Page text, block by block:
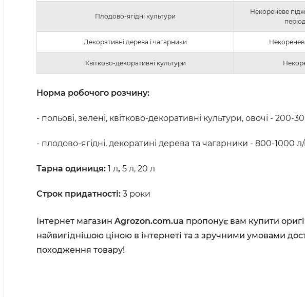
Плодово-ягідні культури
Некореневе
Декоративні дерева і чагарники
Квітково-декоративні культури
Норма робочого розчину:
- польові, зелені, квітково-декоративні культури, овочі - 200-
- плодово-ягідні, декоратині дерева та чагарники - 800-1000 л/
Тарна одиниця: 1 л, 5 л, 20 л
Строк придатності: 3 роки
Інтернет магазин Agrozon.com.ua пропонує вам купити
найвигіднішою ціною в інтернеті та з зручними умовами
походження товару!